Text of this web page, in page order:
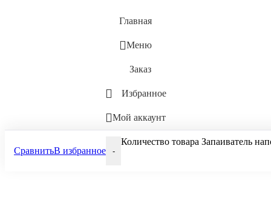
Главная
Меню
Заказ
Избранное
Мой аккаунт
СравнитьВ избранное -
Количество товара Запаиватель